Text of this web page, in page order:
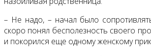
– Не надо, – начал было
скоро понял бесполезность своего
и покорился еще одному женскому